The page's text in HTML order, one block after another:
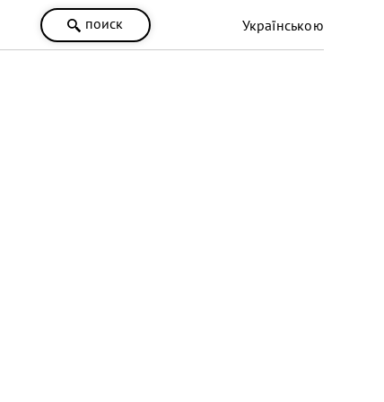
поиск Українською